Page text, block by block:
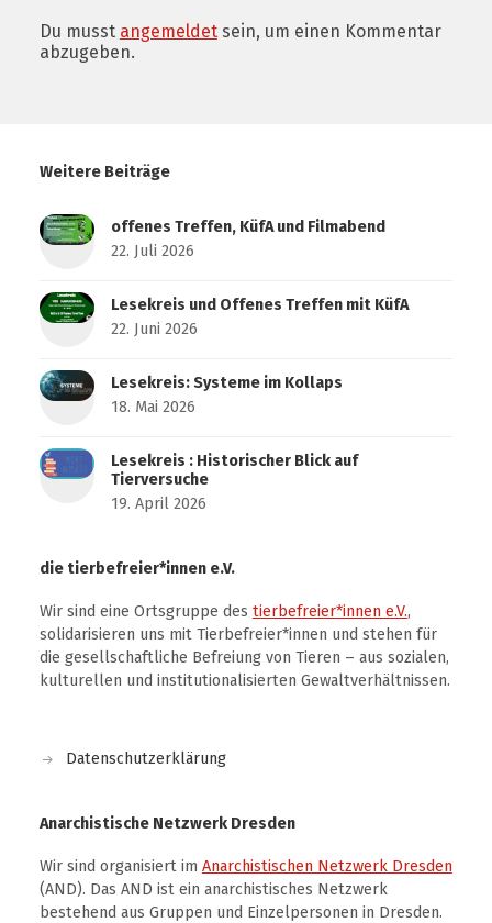
Du musst angemeldetsein, um einen Kommentar
abzugeben.
Weitere Beiträge
offenes Treffen, KüfA und Filmabend
22. Juli 2026
Lesekreis und Offenes Treffen mit KüfA
22. Juni 2026
Lesekreis: Systeme im Kollaps
18. Mai 2026
Lesekreis : Historischer Blick auf
Tierversuche
19. April 2026
die tierbefreier*innen e.V.
Wir sind eine Ortsgruppe des tierbefreier*innen e.V.,
solidarisieren uns mit Tierbefreier*innen und stehen für
die gesellschaftliche Befreiung von Tieren – aus sozialen,
kulturellen und institutionalisierten Gewaltverhältnissen.
Datenschutzerklärung
Anarchistische Netzwerk Dresden
Wir sind organisiert im Anarchistischen Netzwerk Dresden
(AND). Das AND ist ein anarchistisches Netzwerk
bestehend aus Gruppen und Einzelpersonen in Dresden.